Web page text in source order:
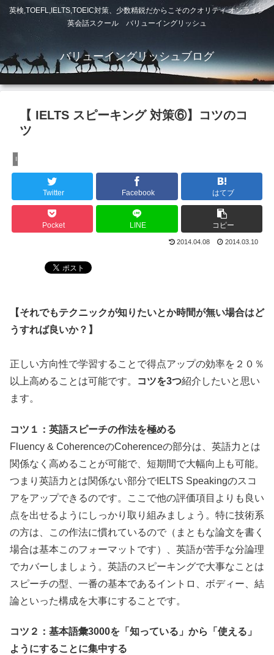
英検,TOEFL,IELTS,TOEIC対策、少数精鋭だからこそのクオリティ オンライン
英会話スクール バリューイングリッシュ
バリューイングリッシュブログ
【 IELTS スピーキング 対策⑥】コツのコ
ツ
Twitter Facebook はてブ
Pocket LINE コピー
2014.04.08 2014.03.10
【それでもテクニックが知りたいとか時間が無い場合はど
うすれば良いか？】
正しい方向性で学習することで得点アップの効率を２０％
以上高めることは可能です。
コツを3つ紹介したいと思い
ます。
コツ１：英語スピーチの作法を極める
Fluency & CoherenceのCoherenceの部分は、英語力とは
関係なく高めることが可能で、短期間で大幅向上も可能。
つまり英語力とは関係ない部分でIELTS Speakingのスコ
アをアップできるのです。ここで他の評価項目よりも良い
点を出せるようにしっかり取り組みましょう。特に技術系
の方は、この作法に慣れているので（まともな論文を書く
場合は基本このフォーマットです）、英語が苦手な分論理
でカバーしましょう。英語のスピーキングで大事なことは
スピーチの型、一番の基本であるイントロ、ボディー、結
論といった構成を大事にすることです。
コツ２：基本語彙3000を「知っている」から「使える」
ようにすることに集中する